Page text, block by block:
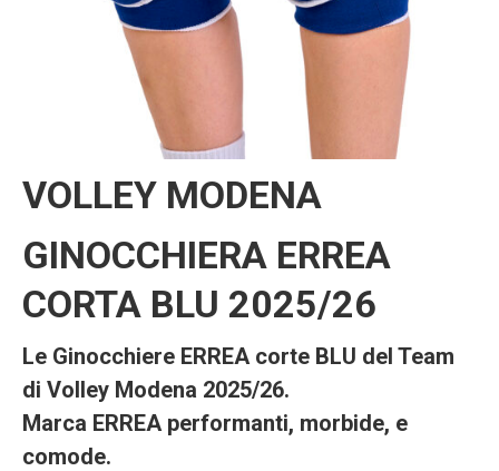
VOLLEY MODENA
GINOCCHIERA ERREA
CORTA BLU 2025/26
Le Ginocchiere ERREA corte BLU del Team
di Volley Modena 2025/26.
Marca ERREA performanti, morbide, e
comode.